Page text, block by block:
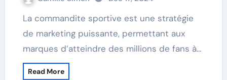
La commandite sportive est une stratégie
de marketing puissante, permettant aux
marques d’atteindre des millions de fans à…
Read More